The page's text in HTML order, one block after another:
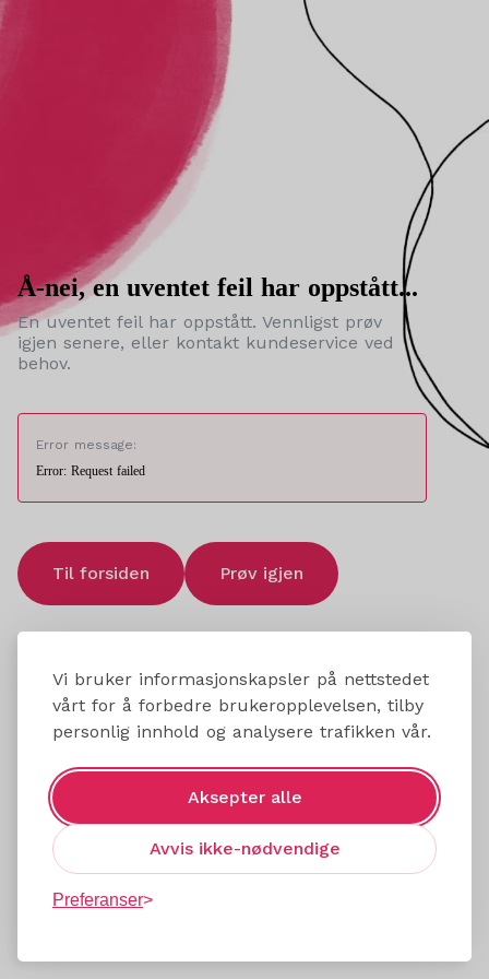
Vi bruker informasjonskapsler på nettstedet
vårt for å forbedre brukeropplevelsen, tilby
personlig innhold og analysere trafikken vår.
Aksepter alle
Avvis ikke-nødvendige
Preferanser
Å-nei, en uventet feil har oppstått...
En uventet feil har oppstått. Vennligst prøv
igjen senere, eller kontakt kundeservice ved
behov.
Error message:
Error: Request failed
Til forsiden Prøv igjen